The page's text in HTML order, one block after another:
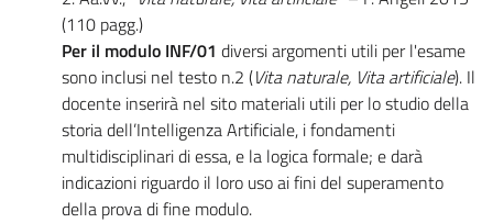
(110 pagg.)
Per il modulo INF/01 diversi argomenti utili per l'esame
sono inclusi nel testo n.2 (Vita naturale, Vita artificiale). Il
docente inserirà nel sito materiali utili per lo studio della
storia dell’Intelligenza Artificiale, i fondamenti
multidisciplinari di essa, e la logica formale; e darà
indicazioni riguardo il loro uso ai fini del superamento
della prova di fine modulo.